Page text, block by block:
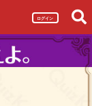
ログイン